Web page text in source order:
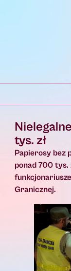
tys. zł
Papierosy bez
ponad 700 tys.
Granicznej.